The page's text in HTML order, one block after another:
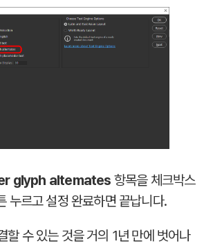
glyph altemates 항목을 체크박스
누르고 설정 완료하면 끝납니다.
할 수 있는 것을 거의 1년 만에 벗어나